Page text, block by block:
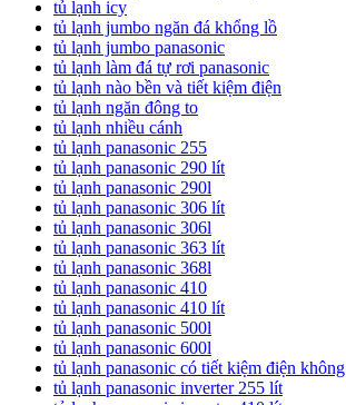
tủ lạnh icy
tủ lạnh jumbo ngăn đá khổng lồ
tủ lạnh jumbo panasonic
tủ lạnh làm đá tự rơi panasonic
tủ lạnh nào bền và tiết kiệm điện
tủ lạnh ngăn đông to
tủ lạnh nhiều cánh
tủ lạnh panasonic 255
tủ lạnh panasonic 290 lít
tủ lạnh panasonic 290l
tủ lạnh panasonic 306 lít
tủ lạnh panasonic 306l
tủ lạnh panasonic 363 lít
tủ lạnh panasonic 368l
tủ lạnh panasonic 410
tủ lạnh panasonic 410 lít
tủ lạnh panasonic 500l
tủ lạnh panasonic 600l
tủ lạnh panasonic có tiết kiệm điện không
tủ lạnh panasonic inverter 255 lít